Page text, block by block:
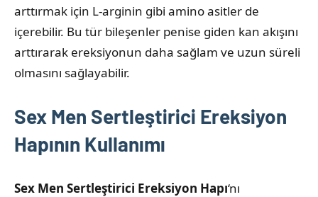
arttırmak için L-arginin gibi amino asitler de
içerebilir. Bu tür bileşenler penise giden kan akışını
arttırarak ereksiyonun daha sağlam ve uzun süreli
olmasını sağlayabilir.
Sex Men Sertleştirici Ereksiyon
Hapının Kullanımı
Sex Men Sertleştirici Ereksiyon Hapı‘nı